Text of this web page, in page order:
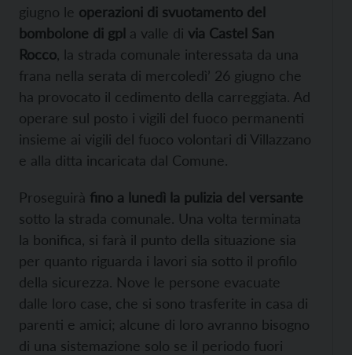
giugno le operazioni di svuotamento del
bombolone di gpl a valle di via Castel San
Rocco , la strada comunale interessata da una
frana nella serata di mercoledì’ 26 giugno che
ha provocato il cedimento della carreggiata. Ad
operare sul posto i vigili del fuoco permanenti
insieme ai vigili del fuoco volontari di Villazzano
e alla ditta incaricata dal Comune.
Proseguirà fino a lunedì la pulizia del versante
sotto la strada comunale. Una volta terminata
la bonifica, si farà il punto della situazione sia
per quanto riguarda i lavori sia sotto il profilo
della sicurezza. Nove le persone evacuate
dalle loro case, che si sono trasferite in casa di
parenti e amici; alcune di loro avranno bisogno
di una sistemazione solo se il periodo fuori